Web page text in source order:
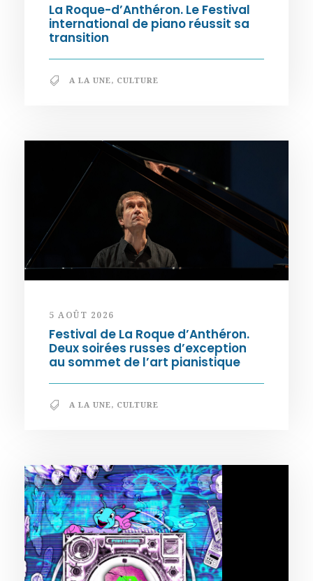
La Roque-d’Anthéron. Le Festival
international de piano réussit sa
transition
A LA UNE, CULTURE
5 AOÛT 2026
Festival de La Roque d’Anthéron.
Deux soirées russes d’exception
au sommet de l’art pianistique
A LA UNE, CULTURE